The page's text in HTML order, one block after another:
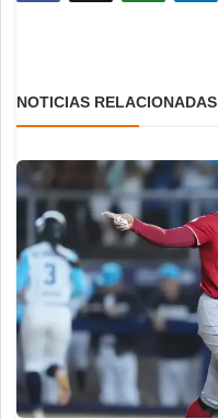
NOTICIAS RELACIONADAS